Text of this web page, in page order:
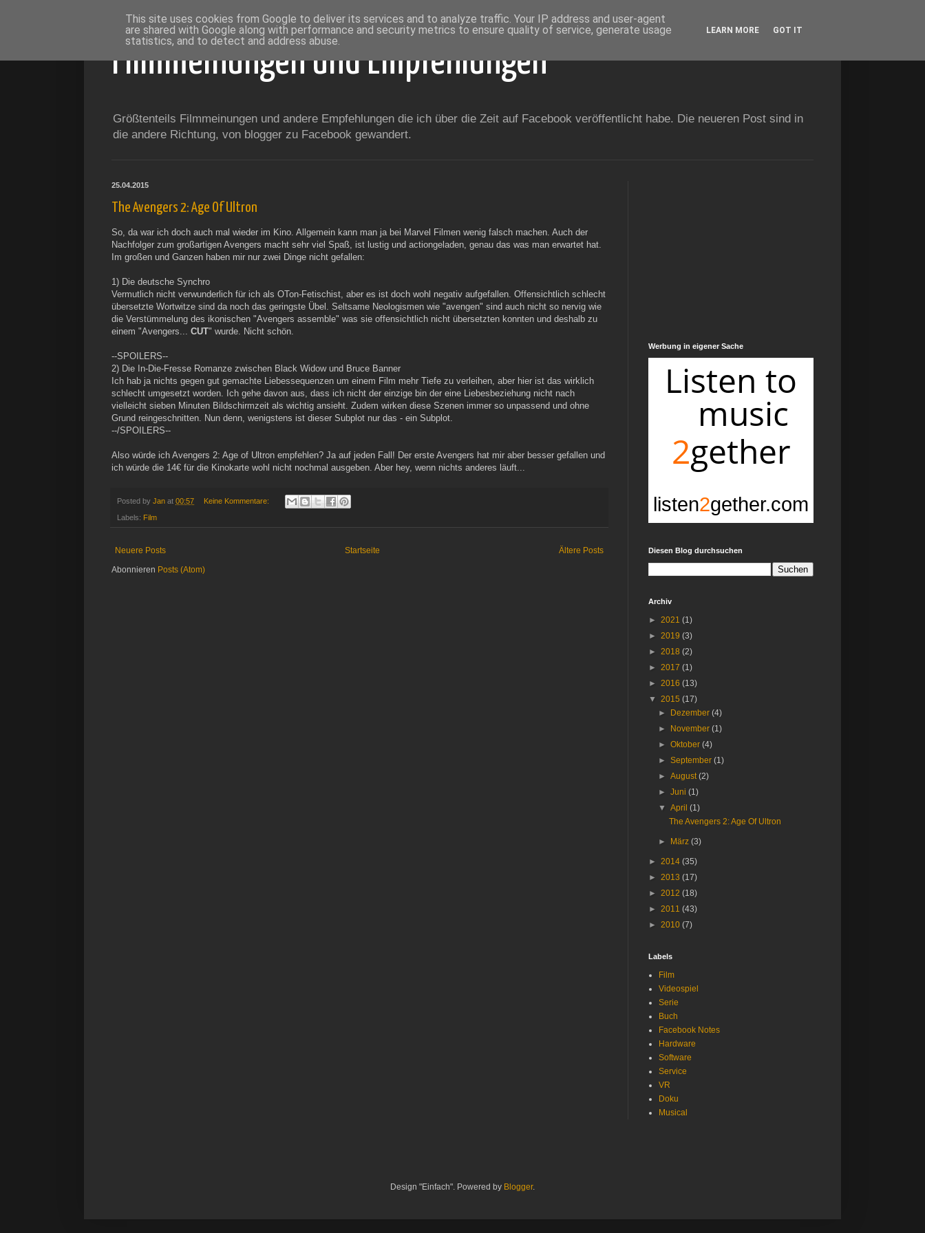
Filmmeinungen und Empfehlungen
Größtenteils Filmmeinungen und andere Empfehlungen die ich über die Zeit auf Facebook veröffentlicht habe. Die neueren Post sind in
die andere Richtung, von blogger zu Facebook gewandert.
25.04.2015
The Avengers 2: Age Of Ultron
So, da war ich doch auch mal wieder im Kino. Allgemein kann man ja bei Marvel Filmen wenig falsch machen. Auch der
Nachfolger zum großartigen Avengers macht sehr viel Spaß, ist lustig und actiongeladen, genau das was man erwartet hat.
Im großen und Ganzen haben mir nur zwei Dinge nicht gefallen:
1) Die deutsche Synchro
Vermutlich nicht verwunderlich für ich als OTon-Fetischist, aber es ist doch wohl negativ aufgefallen. Offensichtlich schlecht
übersetzte Wortwitze sind da noch das geringste Übel. Seltsame Neologismen wie "avengen" sind auch nicht so nervig wie
die Verstümmelung des ikonischen "Avengers assemble" was sie offensichtlich nicht übersetzten konnten und deshalb zu
einem "Avengers... CUT" wurde. Nicht schön.
--SPOILERS--
2) Die In-Die-Fresse Romanze zwischen Black Widow und Bruce Banner
Ich hab ja nichts gegen gut gemachte Liebessequenzen um einem Film mehr Tiefe zu verleihen, aber hier ist das wirklich
schlecht umgesetzt worden. Ich gehe davon aus, dass ich nicht der einzige bin der eine Liebesbeziehung nicht nach
vielleicht sieben Minuten Bildschirmzeit als wichtig ansieht. Zudem wirken diese Szenen immer so unpassend und ohne
Grund reingeschnitten. Nun denn, wenigstens ist dieser Subplot nur das - ein Subplot.
--/SPOILERS--
Also würde ich Avengers 2: Age of Ultron empfehlen? Ja auf jeden Fall! Der erste Avengers hat mir aber besser gefallen und
ich würde die 14€ für die Kinokarte wohl nicht nochmal ausgeben. Aber hey, wenn nichts anderes läuft...
Posted by Jan at 00:57 Keine Kommentare:
Labels: Film
Neuere Posts Ältere Posts
Startseite
Abonnieren Posts (Atom)
Werbung in eigener Sache
Diesen Blog durchsuchen
Archiv
► 2021 (1)
► 2019 (3)
► 2018 (2)
► 2017 (1)
► 2016 (13)
▼ 2015 (17)
►
Dezember(4)
►
November(1)
►Oktober(4)
►September(1)
►August(2)
►Juni(1)
▼April(1)
The Avengers 2: Age Of Ultron
► März(3)
► 2014 (35)
► 2013 (17)
► 2012 (18)
► 2011 (43)
► 2010 (7)
Labels
Film
Videospiel
Serie
Buch
Facebook Notes
Hardware
Software
Service
VR
Doku
Musical
Design "Einfach". Powered by Blogger.
This site uses cookies from Google to deliver its services and to analyze traffic. Your IP address and user-agent
are shared with Google along with performance and security metrics to ensure quality of service, generate usage
statistics, and to detect and address abuse.
LEARN MORE GOT IT